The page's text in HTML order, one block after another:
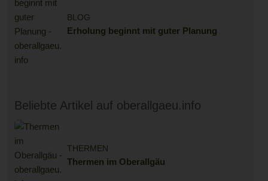
BLOG
Erholung beginnt mit guter Planung
Beliebte Artikel auf oberallgaeu.info
THERMEN
Thermen im Oberallgäu